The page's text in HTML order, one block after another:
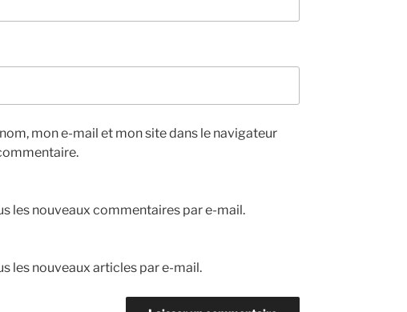
mon e-mail et mon site dans le navigateur
les nouveaux commentaires par e-mail.
les nouveaux articles par e-mail.